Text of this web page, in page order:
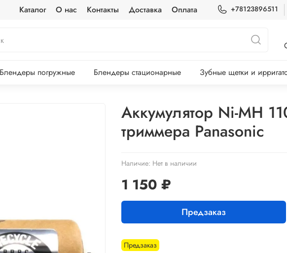
Каталог О нас Контакты Доставка Оплата +78123896511
Блендеры погружные Блендеры стационарные Зубные щетки и
Наличие: Нет в наличии
Предзаказ
Аккумулятор Ni-MH
триммера Panasonic
1 150 ₽
Предзаказ